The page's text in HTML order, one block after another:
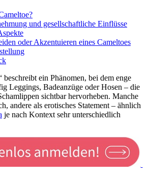
und gesellschaftliche Einflüsse
oder Akzentuieren eines Cameltoes
ein Phänomen, bei dem enge
Leggings, Badeanzüge oder Hosen – die
sichtbar hervorheben. Manche
andere als erotisches Statement – ähnlich
je nach Kontext sehr unterschiedlich